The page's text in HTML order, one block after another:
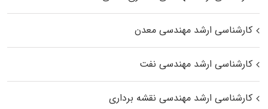
کارشناسی ارشد مهندسی معدن
کارشناسی ارشد مهندسی نفت
کارشناسی ارشد مهندسی نقشه برداری